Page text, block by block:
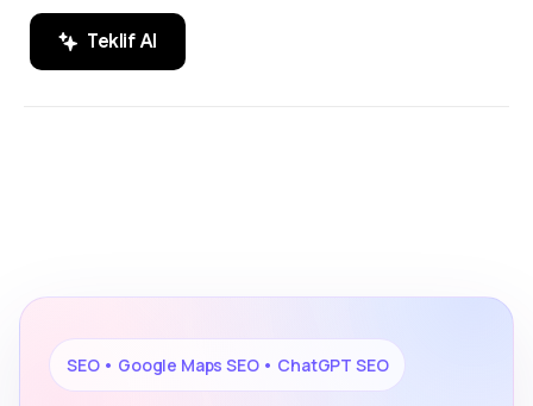
Teklif Al
SEO • Google Maps SEO • ChatGPT SEO